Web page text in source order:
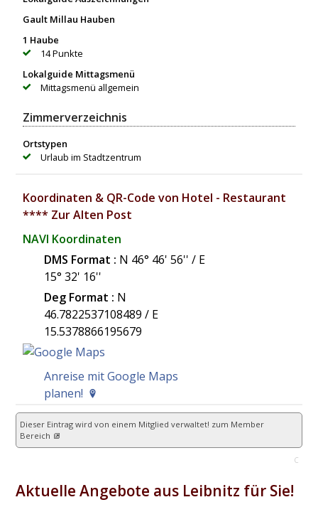
Gault Millau Hauben
1 Haube
14 Punkte
Lokalguide Mittagsmenü
Mittagsmenü allgemein
Zimmerverzeichnis
Ortstypen
Urlaub im Stadtzentrum
Koordinaten & QR-Code von Hotel - Restaurant
**** Zur Alten Post
NAVI Koordinaten
DMS Format : N 46° 46' 56'' / E
15° 32' 16''
Deg Format : N
46.7822537108489 / E
15.5378866195679
Anreise mit Google Maps
planen!
Dieser Eintrag wird von einem Mitglied verwaltet! zum Member
Bereich
C
Aktuelle Angebote aus Leibnitz für Sie!